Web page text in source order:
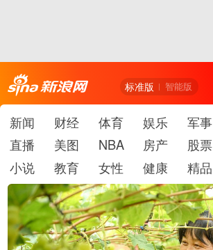
标准版 智能版
新闻 财经 体育 娱乐 军事
直播
美图 NBA 房产 股票
小说
教育 女性 健康 精品